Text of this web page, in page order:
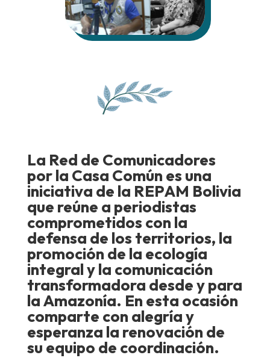
La Red de Comunicadores
por la Casa Común es una
iniciativa de la REPAM Bolivia
que reúne a periodistas
comprometidos con la
defensa de los territorios, la
promoción de la ecología
integral y la comunicación
transformadora desde y para
la Amazonía. En esta ocasión
comparte con alegría y
esperanza la renovación de
su equipo de coordinación.